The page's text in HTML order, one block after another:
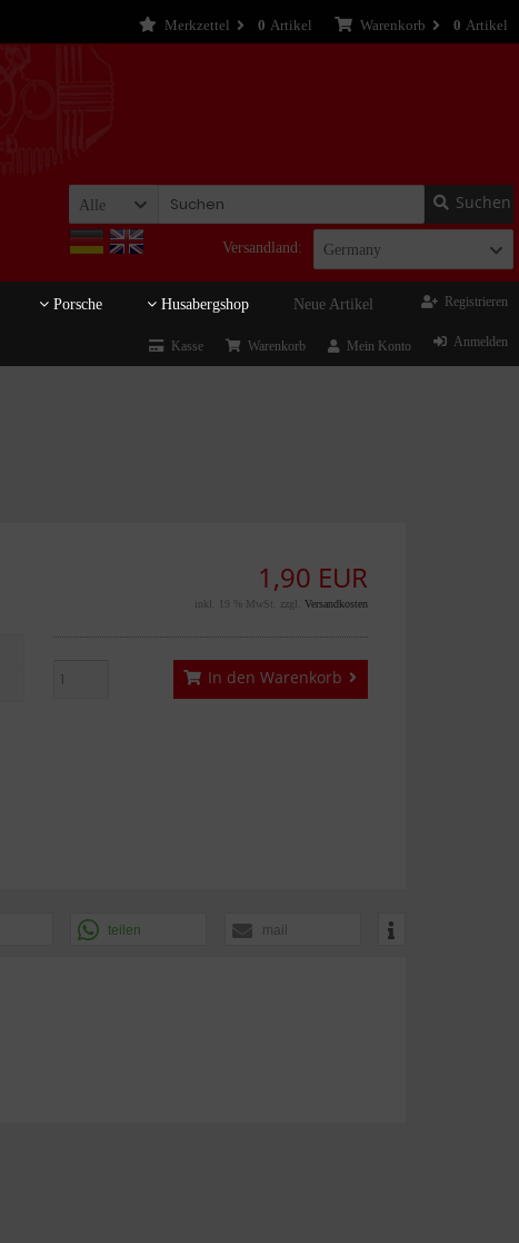
Warenkorb 0 Artikel
Merkzettel 0 Artikel
Alle Suchen
Versandland: Germany
Porsche Husabergshop Neue Artikel Registrieren
Anmelden
Mein Konto
Warenkorb
Kasse
1,90 EUR
inkl. 19 % MwSt. zzgl. Versandkosten
In den Warenkorb
teilen mail